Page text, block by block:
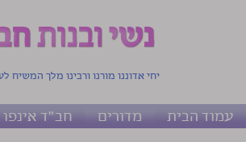
יחי אדוננו מורנו ורבינו מלך המשיח
עמוד הבית מדורים חב"ד אינפו